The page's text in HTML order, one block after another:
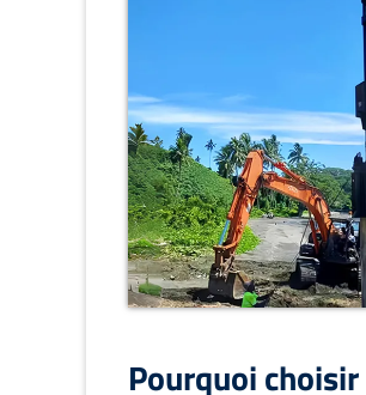
Pourquoi choisir